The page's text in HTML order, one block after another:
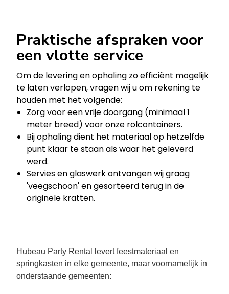
Praktische afspraken voor
een vlotte service
Om de levering en ophaling zo efficiënt mogelijk
te laten verlopen, vragen wij u om rekening te
houden met het volgende:
Zorg voor een vrije doorgang (minimaal 1
meter breed) voor onze rolcontainers.
Bij ophaling dient het materiaal op hetzelfde
punt klaar te staan als waar het geleverd
werd.
Servies en glaswerk ontvangen wij graag
'veegschoon' en gesorteerd terug in de
originele kratten.
Hubeau Party Rental levert feestmateriaal en
springkasten in elke gemeente, maar voornamelijk in
onderstaande gemeenten: